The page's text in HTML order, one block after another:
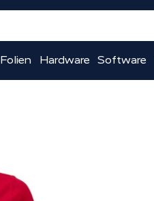
Folien Hardware Software